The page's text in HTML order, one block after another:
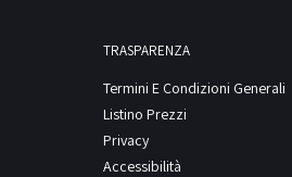
TRASPARENZA
Termini E Condizioni Generali
Listino Prezzi
Privacy
Accessibilità